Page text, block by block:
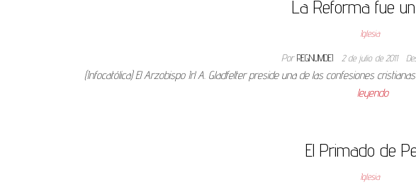
La Reforma fue
Iglesia
Por REGNUMDEI 2 de julio de 2011
(Infocatólica) El Arzobispo Irl A. Gladfelter preside una de las confesiones
leyendo
El Primado de
Iglesia